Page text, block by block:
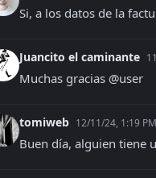
Si, a los datos de la
Juancito el caminante
Muchas gracias @user
tomiweb 12/11/24, 1:19 PM
Buen día, alguien tiene